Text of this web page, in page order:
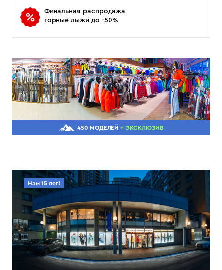
Финальная распродажа
горные лыжи до -50%
450 МОДЕЛЕЙ + ЭКСКЛЮЗИВ
Нам 15 лет!